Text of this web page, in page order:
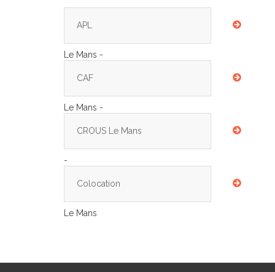
APL
Le Mans -
CAF
Le Mans -
CROUS Le Mans
-
Colocation
Le Mans